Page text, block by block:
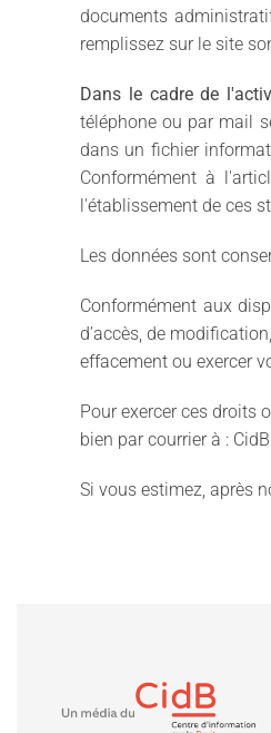
documents
remplissez sur le site
Dans le cadre de
téléphone ou par mail
dans un fichier
Conformément à
l'établissement de ces
Les données sont
Conformément aux
d’accès, de
effacement ou exercer
Pour exercer ces droits
bien par courrier à :
Si vous estimez, après